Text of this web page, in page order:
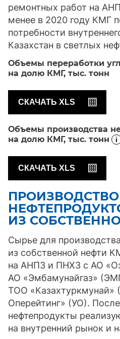
ремонтных работ на
менее в 2020 году КМГ
потребности
Казахстан в светлых
Объемы переработки
на долю КМГ, тыс. тонн
СКАЧАТЬ XLS
Объемы производства
на долю КМГ, тыс. тонн
СКАЧАТЬ XLS
ИЗ
Сырье для
из собственной нефти
на АНПЗ и ПНХЗ с АО
АО «Эмбамунайгаз»
ТОО
Оперейтинг» (УО).
нефтепродукты
на внутренний рынок и